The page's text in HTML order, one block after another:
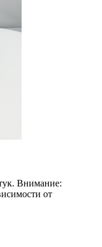
Внимание:
от